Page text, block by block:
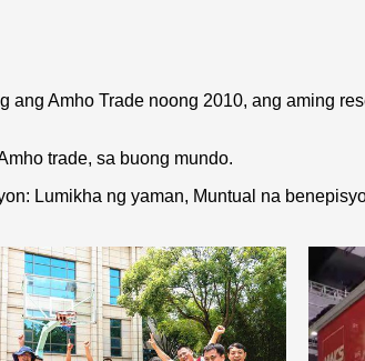
ang Amho Trade noong 2010, ang aming
trade, sa buong mundo.
Lumikha ng yaman, Muntual na